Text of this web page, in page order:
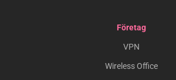
Företag
VPN
Wireless Office